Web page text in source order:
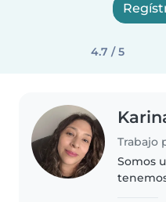
4.7 / 5
Somos